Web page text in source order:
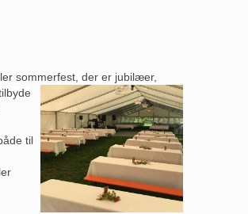
sommerfest, der er jubilæer,
til